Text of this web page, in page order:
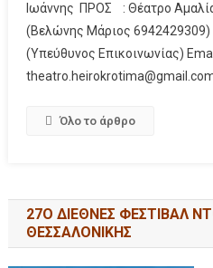
Ιωάννης ΠΡΟΣ : Θέατρο
(Βελώνης Μάριος 6942429309)
(Υπεύθυνος Επικοινωνίας)
theatro.heirokrotima@gmail.com
Όλο το άρθρο
27Ο ΔΙΕΘΝΕΣ ΦΕΣΤΙΒΑΛ
ΘΕΣΣΑΛΟΝΙΚΗΣ